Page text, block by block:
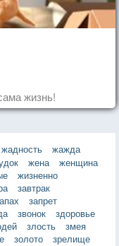
жизнь!
жадность
жажда
жена
женщина
жизненно
завтрак
запрет
звонок
здоровье
злость
змея
золото
зрелище